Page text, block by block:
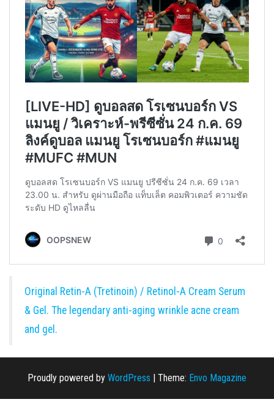
Original Retin-A (Tretinoin) / Retinol-A Cream Serum
& Gel. The legendary anti-aging wrinkle acne cream
and gel.
Proudly powered by WordPress | Theme: Envo Magazine